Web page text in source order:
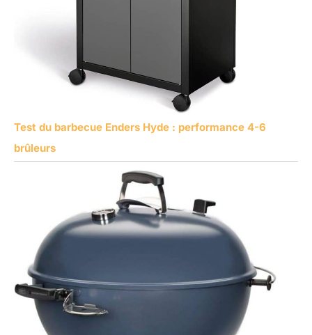
Test du barbecue Enders Hyde : performance 4-6
brûleurs